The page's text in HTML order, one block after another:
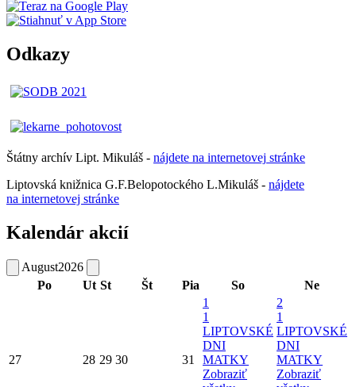
Odkazy
Štátny archív Lipt. Mikuláš - nájdete na internetovej stránke
Liptovská knižnica G.F.Belopotockého L.Mikuláš - nájdete
na internetovej stránke
Kalendár akcií
August2026
Po
Ut St Št Pia So Ne
27 28 29 30 31
1
1
LIPTOVSKÉ
DNI
MATKY
Zobraziť
2
1
LIPTOVSKÉ
DNI
MATKY
Zobraziť